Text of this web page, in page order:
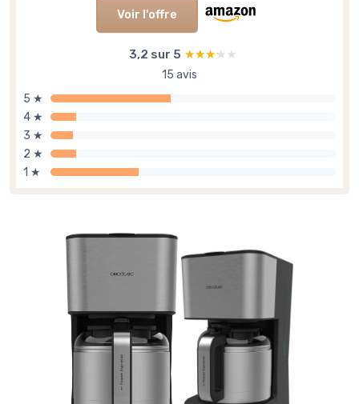
Voir l'offre
3,2 sur 5 ★★★★★
★★★★★
15 avis
5 ★
4 ★
3 ★
2 ★
1 ★